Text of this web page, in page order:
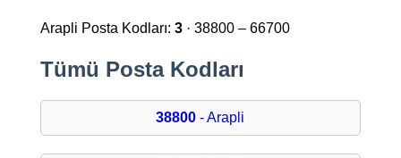
Arapli Posta Kodları: 3· 38800 – 66700
Tümü Posta Kodları
38800 - Arapli